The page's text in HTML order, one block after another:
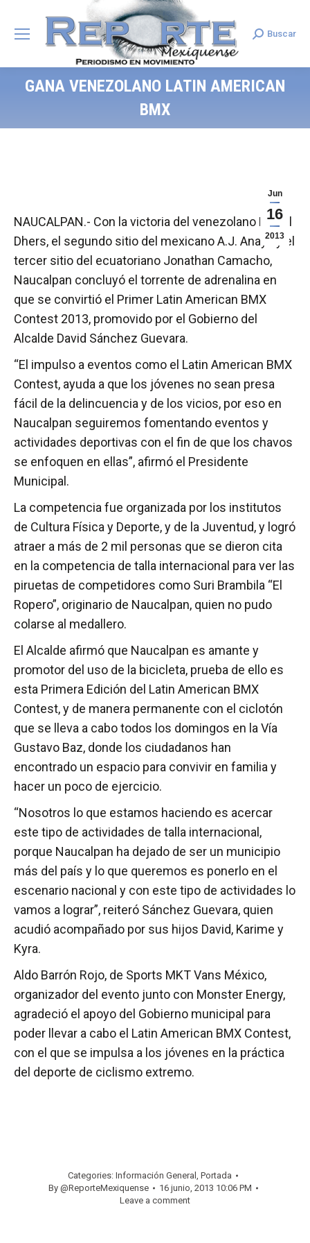
Search:
Buscar
GANA VENEZOLANO LATIN AMERICAN
BMX
Jun
16
2013
NAUCALPAN.- Con la victoria del venezolano Daniel
Dhers, el segundo sitio del mexicano A.J. Anaya y el
tercer sitio del ecuatoriano Jonathan Camacho,
Naucalpan concluyó el torrente de adrenalina en
que se convirtió el Primer Latin American BMX
Contest 2013, promovido por el Gobierno del
Alcalde David Sánchez Guevara.
“El impulso a eventos como el Latin American BMX
Contest, ayuda a que los jóvenes no sean presa
fácil de la delincuencia y de los vicios, por eso en
Naucalpan seguiremos fomentando eventos y
actividades deportivas con el fin de que los chavos
se enfoquen en ellas”, afirmó el Presidente
Municipal.
La competencia fue organizada por los institutos
de Cultura Física y Deporte, y de la Juventud, y logró
atraer a más de 2 mil personas que se dieron cita
en la competencia de talla internacional para ver las
piruetas de competidores como Suri Brambila “El
Ropero”, originario de Naucalpan, quien no pudo
colarse al medallero.
El Alcalde afirmó que Naucalpan es amante y
promotor del uso de la bicicleta, prueba de ello es
esta Primera Edición del Latin American BMX
Contest, y de manera permanente con el ciclotón
que se lleva a cabo todos los domingos en la Vía
Gustavo Baz, donde los ciudadanos han
encontrado un espacio para convivir en familia y
hacer un poco de ejercicio.
“Nosotros lo que estamos haciendo es acercar
este tipo de actividades de talla internacional,
porque Naucalpan ha dejado de ser un municipio
más del país y lo que queremos es ponerlo en el
escenario nacional y con este tipo de actividades lo
vamos a lograr”, reiteró Sánchez Guevara, quien
acudió acompañado por sus hijos David, Karime y
Kyra.
Aldo Barrón Rojo, de Sports MKT Vans México,
organizador del evento junto con Monster Energy,
agradeció el apoyo del Gobierno municipal para
poder llevar a cabo el Latin American BMX Contest,
con el que se impulsa a los jóvenes en la práctica
del deporte de ciclismo extremo.
Categories: Información General , Portada
By @ReporteMexiquense
16 junio, 2013 10:06 PM
Leave a comment